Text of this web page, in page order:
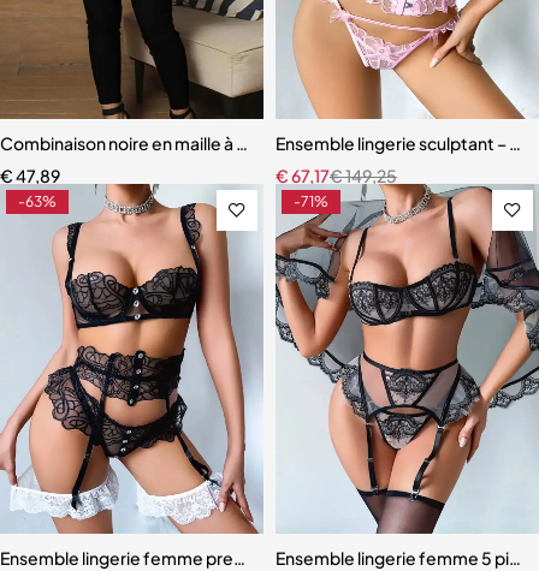
Combinaison noire en maille à paillettes pour femmes
€47,89
Ensemble lingerie sculptant –
€149,25
€67,17
-63%
Ensemble lingerie femme premium – Broderie artisanale, strass et
-71%
Ensemble lingerie femme 5